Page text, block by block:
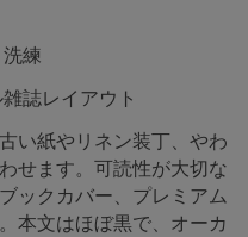
練
誌レイアウト
い紙やリネン装丁、やわ
せます。可読性が大切な
ックカバー、プレミアム
本文はほぼ黒で、オーカ